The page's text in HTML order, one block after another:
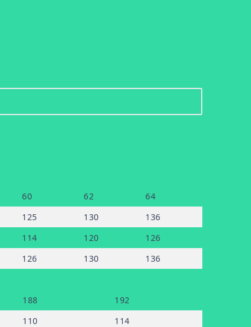
60 62
64
125 130
136
114 120
126
126 130
136
188
192
110
114